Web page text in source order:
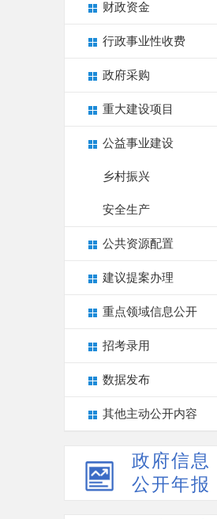
财政资金
行政事业性收费
政府采购
重大建设项目
公益事业建设
乡村振兴
安全生产
公共资源配置
建议提案办理
重点领域信息公开
招考录用
数据发布
其他主动公开内容
政府信息
公开年报